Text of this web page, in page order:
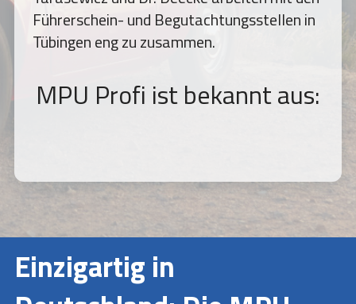
Führerschein- und Begutachtungsstellen in
Tübingen eng zu zusammen.
MPU Profi ist bekannt aus:
Einzigartig in